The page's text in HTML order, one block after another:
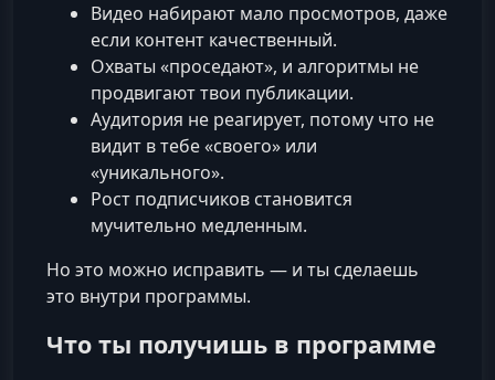
Видео набирают мало просмотров, даже
если контент качественный.
Охваты «проседают», и алгоритмы не
продвигают твои публикации.
Аудитория не реагирует, потому что не
видит в тебе «своего» или
«уникального».
Рост подписчиков становится
мучительно медленным.
Но это можно исправить — и ты сделаешь
это внутри программы.
Что ты получишь в программе